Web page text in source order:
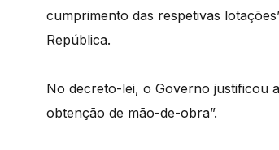
cumprimento das respetivas
República.
No decreto-lei, o Governo justificou
obtenção de mão-de-obra”.